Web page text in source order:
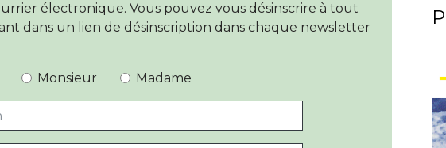
électronique. Vous pouvez vous désinscrire à tout
dans un lien de désinscription dans chaque newsletter
Monsieur Madame